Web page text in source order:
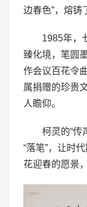
边春色”，熔铸
1985年，
臻化境，笔圆
作会议百花令
属捐赠的珍贵
人瞻仰。
柯灵的“传
“落笔”，让时
花迎春的愿景